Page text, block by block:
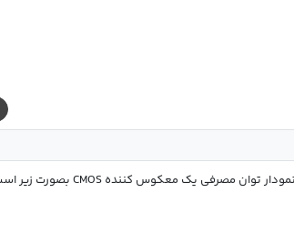
نمودار توان مصرفی یک معکوس کننده CMOS بصورت زیر است. نسبت